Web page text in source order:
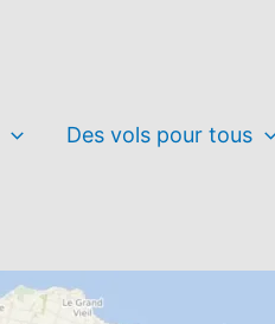
Des vols pour tous